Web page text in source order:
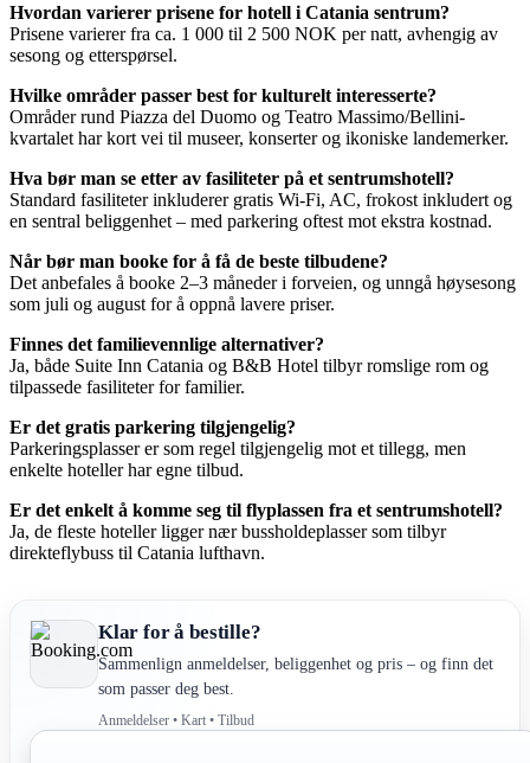
Hvordan varierer prisene for hotell i Catania sentrum?
Prisene varierer fra ca. 1 000 til 2 500 NOK per natt, avhengig av
sesong og etterspørsel.
Hvilke områder passer best for kulturelt interesserte?
Områder rund Piazza del Duomo og Teatro Massimo/Bellini-
kvartalet har kort vei til museer, konserter og ikoniske landemerker.
Hva bør man se etter av fasiliteter på et sentrumshotell?
Standard fasiliteter inkluderer gratis Wi-Fi, AC, frokost inkludert og
en sentral beliggenhet – med parkering oftest mot ekstra kostnad.
Når bør man booke for å få de beste tilbudene?
Det anbefales å booke 2–3 måneder i forveien, og unngå høysesong
som juli og august for å oppnå lavere priser.
Finnes det familievennlige alternativer?
Ja, både Suite Inn Catania og B&B Hotel tilbyr romslige rom og
tilpassede fasiliteter for familier.
Er det gratis parkering tilgjengelig?
Parkeringsplasser er som regel tilgjengelig mot et tillegg, men
enkelte hoteller har egne tilbud.
Er det enkelt å komme seg til flyplassen fra et sentrumshotell?
Ja, de fleste hoteller ligger nær bussholdeplasser som tilbyr
direkteflybuss til Catania lufthavn.
Klar for å bestille?
Sammenlign anmeldelser, beliggenhet og pris – og finn det
som passer deg best.
Anmeldelser • Kart • Tilbud